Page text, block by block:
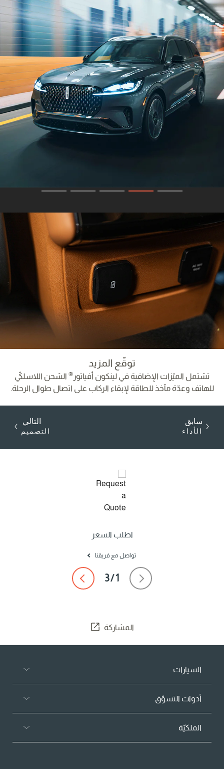
توقّع المزيد
تشتمل الميّزات الإضافية في لينكون أفياتور ® الشحن اللاسلكيّ
للهاتف وعدّة مآخذ للطاقة لإبقاء الركاب على اتصال طوال الرحلة.
سابق
الأداء
التالي
التصميم
اطلب السعر
تواصل مع فريقنا
المشاركة
السيارات
أدوات التسوّق
الملكيّة